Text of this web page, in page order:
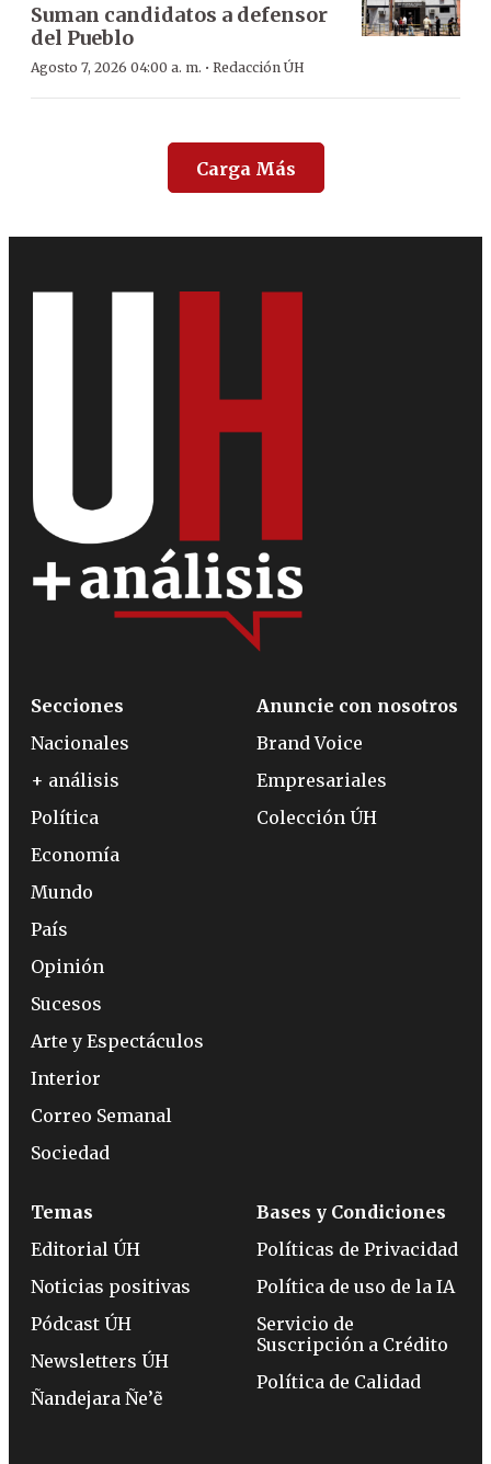
Suman candidatos a defensor
del Pueblo
Agosto 7, 2026 04:00 a. m. · Redacción ÚH
Carga Más
Secciones
Nacionales
+ análisis
Política
Economía
Mundo
País
Opinión
Sucesos
Arte y Espectáculos
Interior
Correo Semanal
Sociedad
Anuncie con nosotros
Brand Voice
Empresariales
Colección ÚH
Temas
Editorial ÚH
Noticias positivas
Pódcast ÚH
Newsletters ÚH
Ñandejara Ñe’ẽ
Bases y Condiciones
Políticas de Privacidad
Política de uso de la IA
Servicio de
Suscripción a Crédito
Política de Calidad